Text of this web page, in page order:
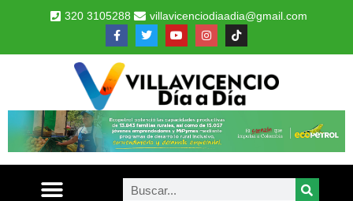
320 3105288 villavicenciodiaadia@gmail.com